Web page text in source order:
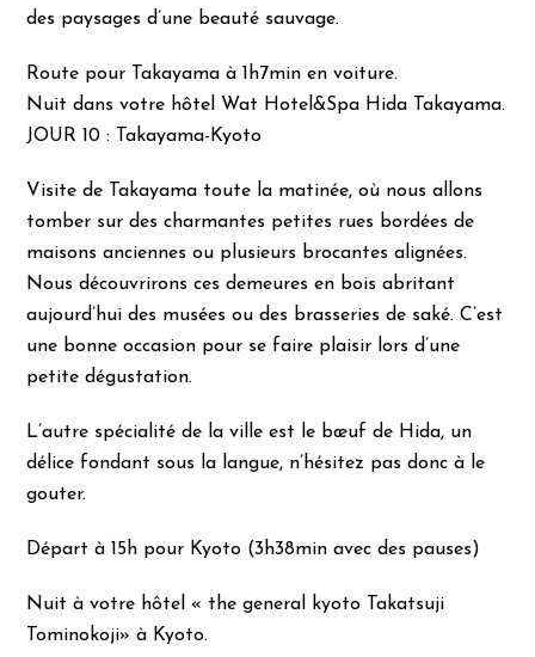
des paysages d’une beauté sauvage.
Route pour Takayama à 1h7min en voiture.
Nuit dans votre hôtel Wat Hotel&Spa Hida Takayama.
JOUR 10 : Takayama-Kyoto
Visite de Takayama toute la matinée, où nous allons
tomber sur des charmantes petites rues bordées de
maisons anciennes ou plusieurs brocantes alignées.
Nous découvrirons ces demeures en bois abritant
aujourd’hui des musées ou des brasseries de saké. C’est
une bonne occasion pour se faire plaisir lors d’une
petite dégustation.
L’autre spécialité de la ville est le bœuf de Hida, un
délice fondant sous la langue, n’hésitez pas donc à le
gouter.
Départ à 15h pour Kyoto (3h38min avec des pauses)
Nuit à votre hôtel « the general kyoto Takatsuji
Tominokoji» à Kyoto.